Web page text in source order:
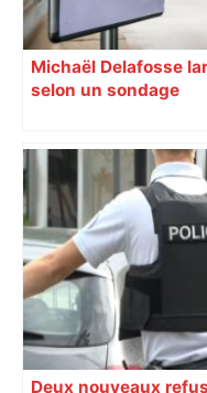
Michaël Delafosse
selon un sondage
Deux nouveaux